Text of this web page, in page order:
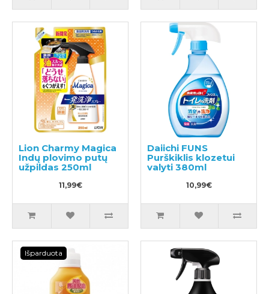
Lion Charmy Magica
Indų plovimo putų
užpildas 250ml
11,99€
Daiichi FUNS
Purškiklis klozetui
valyti 380ml
10,99€
Išparduota